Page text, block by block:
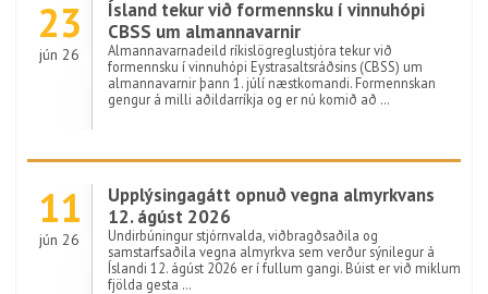
23
jún 26
Ísland tekur við formennsku í vinnuhópi
CBSS um almannavarnir
Almannavarnadeild ríkislögreglustjóra tekur við
formennsku í vinnuhópi Eystrasaltsráðsins (CBSS) um
almannavarnir þann 1. júlí næstkomandi. Formennskan
gengur á milli aðildarríkja og er nú komið að …
11
jún 26
Upplýsingagátt opnuð vegna almyrkvans
12. ágúst 2026
Undirbúningur stjórnvalda, viðbragðsaðila og
samstarfsaðila vegna almyrkva sem verður sýnilegur á
Íslandi 12. ágúst 2026 er í fullum gangi. Búist er við miklum
fjölda gesta …